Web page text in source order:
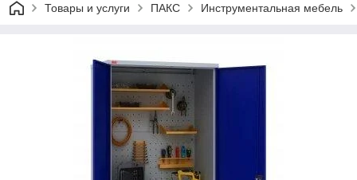
Товары и услуги ПАКС Инструментальная мебель